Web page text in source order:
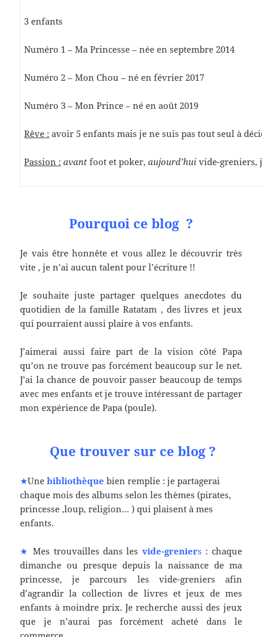
3 enfants
Numéro 1 – Ma Princesse – née en septembre 2014
Numéro 2 – Mon Chou – né en février 2017
Numéro 3 – Mon Prince – né en août 2019
Rêve : avoir 5 enfants mais je ne suis pas tout seul à
Passion : avant foot et poker,aujourd’hui vide-greniers,
Pourquoi ce blog ?
Je vais être honnête et vous allez le découvrir très
vite , je n’ai aucun talent pour l’écriture !!
Je souhaite juste partager quelques anecdotes du
quotidien de la famille Ratatam , des livres et jeux
qui pourraient aussi plaire à vos enfants.
J’aimerai aussi faire part de la vision côté Papa
qu’on ne trouve pas forcément beaucoup sur le net.
J’ai la chance de pouvoir passer beaucoup de temps
avec mes enfants et je trouve intéressant de partager
mon expérience de Papa (poule).
Que trouver sur ce blog ?
★Une bibliothèque bien remplie : je partagerai
chaque mois des albums selon les thèmes (pirates,
princesse ,loup, religion… ) qui plaisent à mes
enfants.
★ Mes trouvailles dans les vide-greniers : chaque
dimanche ou presque depuis la naissance de ma
princesse, je parcours les vide-greniers afin
d’agrandir la collection de livres et jeux de mes
enfants à moindre prix. Je recherche aussi des jeux
que je n’aurai pas forcément acheté dans le